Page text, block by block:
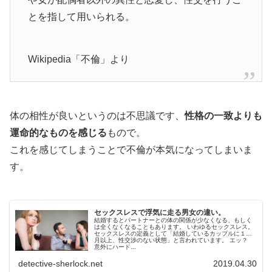
とを指して用いられる。
Wikipedia「不倫」より
体の相性が良いというのは不思議です、性格の一致よりも
運命的なものを感じる もので。
これを感じてしまうことで不倫が本気になってしまいま
す。
セックスレスで浮気に走る男女の違い。
結婚するとパートナーとの体の関係が少なくなる、もしく
は全くなくなることもあります。 いわゆるセックスレス。
セックスレスの定義として「結婚しているカップルに１ヶ
月以上、性交渉のない状態」と言われています。 エッ？
意外にハード...
detective-sherlock.net 2019.04.30